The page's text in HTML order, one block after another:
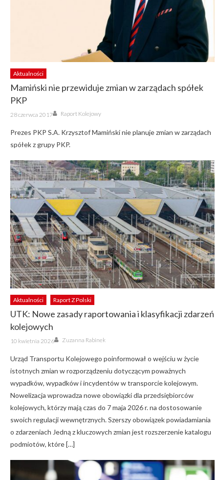
Aktualności
Mamiński nie przewiduje zmian w zarządach spółek
PKP
Posted
on
28 czerwca 2017 Author
Raport Kolejowy
Prezes PKP S.A. Krzysztof Mamiński nie planuje zmian w zarządach
spółek z grupy PKP.
Aktualności Raport Z Polski
UTK: Nowe zasady raportowania i klasyfikacji zdarzeń
kolejowych
Posted
on
10 kwietnia 2026 Author
Zuzanna Rabinek
Urząd Transportu Kolejowego poinformował o wejściu w życie
istotnych zmian w rozporządzeniu dotyczącym poważnych
wypadków, wypadków i incydentów w transporcie kolejowym.
Nowelizacja wprowadza nowe obowiązki dla przedsiębiorców
kolejowych, którzy mają czas do 7 maja 2026 r. na dostosowanie
swoich regulacji wewnętrznych. Szerszy obowiązek powiadamiania
o zdarzeniach Jedną z kluczowych zmian jest rozszerzenie katalogu
podmiotów, które […]